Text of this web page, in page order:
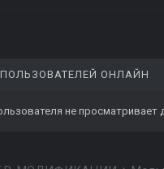
ОНЛАЙН
не просматривает